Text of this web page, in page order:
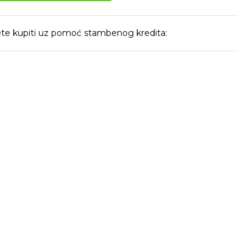
kupiti uz pomoć stambenog kredita: